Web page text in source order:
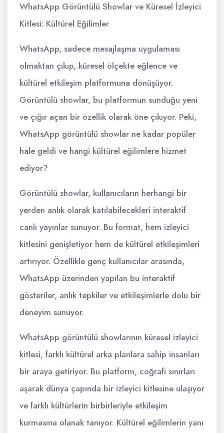
WhatsApp Görüntülü Showlar ve Küresel İzleyici
Kitlesi: Kültürel Eğilimler
WhatsApp, sadece mesajlaşma uygulaması
olmaktan çıkıp, küresel ölçekte eğlence ve
kültürel etkileşim platformuna dönüşüyor.
Görüntülü showlar, bu platformun sunduğu yeni
ve çığır açan bir özellik olarak öne çıkıyor. Peki,
WhatsApp görüntülü showlar ne kadar popüler
hale geldi ve hangi kültürel eğilimlere hizmet
ediyor?
Görüntülü showlar, kullanıcıların herhangi bir
yerden anlık olarak katılabilecekleri interaktif
canlı yayınlar sunuyor. Bu format, hem izleyici
kitlesini genişletiyor hem de kültürel etkileşimleri
artırıyor. Özellikle genç kullanıcılar arasında,
WhatsApp üzerinden yapılan bu interaktif
gösteriler, anlık tepkiler ve etkileşimlerle dolu bir
deneyim sunuyor.
WhatsApp görüntülü showlarının küresel izleyici
kitlesi, farklı kültürel arka planlara sahip insanları
bir araya getiriyor. Bu platform, coğrafi sınırları
aşarak dünya çapında bir izleyici kitlesine ulaşıyor
ve farklı kültürlerin birbirleriyle etkileşim
kurmasına olanak tanıyor. Kültürel eğilimlerin yanı